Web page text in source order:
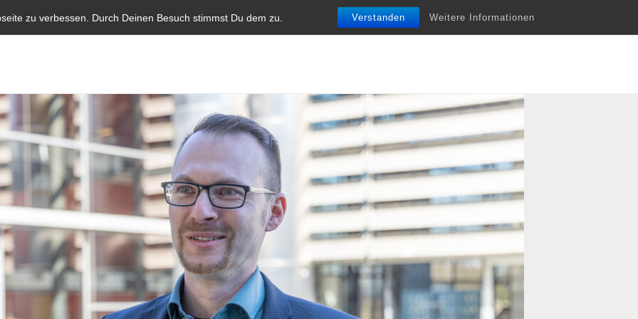
zu verbessen. Durch Deinen Besuch stimmst Du dem zu. Verstanden Weitere Informationen
Start Aktuelles Blauer Brief Parlamentarische Infobriefe Termine Vita Unterstützung